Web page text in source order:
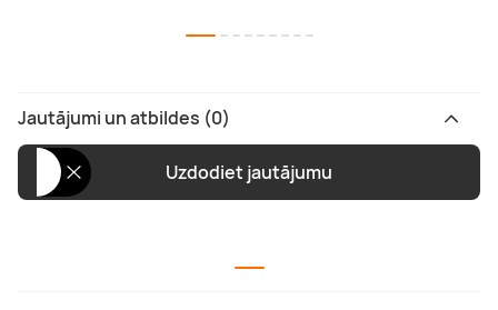
Jautājumi un atbildes (0)
Uzdodiet jautājumu